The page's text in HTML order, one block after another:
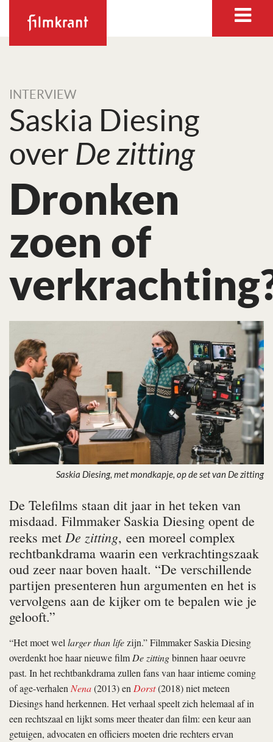
INTERVIEW
Saskia Diesing
over De zitting
Dronken
zoen of
Saskia Diesing, met mondkapje, op de set van De zitting
De Telefilms staan dit jaar in het teken van
misdaad. Filmmaker Saskia Diesing opent de
reeks met De zitting, een moreel complex
rechtbankdrama waarin een verkrachtingszaak
oud zeer naar boven haalt. “De verschillende
partijen presenteren hun argumenten en het is
vervolgens aan de kijker om te bepalen wie je
gelooft.”
“Het moet wel larger than lifezijn.” Filmmaker Saskia Diesing
overdenkt hoe haar nieuwe film De zittingbinnen haar oeuvre
past. In het rechtbankdrama zullen fans van haar intieme coming
of age-verhalen Nena(2013) en Dorst(2018) niet meteen
Diesings hand herkennen. Het verhaal speelt zich helemaal af in
een rechtszaal en lijkt soms meer theater dan film: een keur aan
getuigen, advocaten en officiers moeten drie rechters ervan